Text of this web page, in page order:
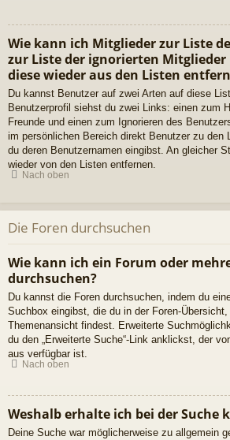
Wie kann ich Mitglieder zur Liste
zur Liste der ignorierten
diese wieder aus den Listen
Du kannst Benutzer auf zwei Arten auf diese
Benutzerprofil siehst du zwei Links: einen zum
Freunde und einen zum Ignorieren des
im persönlichen Bereich direkt Benutzer zu den
du deren Benutzernamen eingibst. An gleicher
wieder von den Listen entfernen.
Nach oben
Die Foren durchsuchen
Wie kann ich ein Forum oder
durchsuchen?
Du kannst die Foren durchsuchen, indem du
Suchbox eingibst, die du in der Foren-Übersicht,
Themenansicht findest. Erweiterte
du den „Erweiterte Suche“-Link anklickst, der
aus verfügbar ist.
Nach oben
Weshalb erhalte ich bei der Suche
Deine Suche war möglicherweise zu allgemein